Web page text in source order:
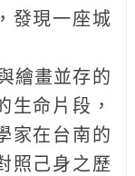
發現一座城
繪畫並存的
生命片段，
家在台南的
照己身之歷